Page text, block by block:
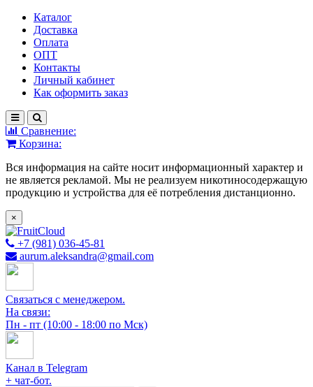
Каталог
Доставка
Оплата
ОПТ
Контакты
Личный кабинет
Как оформить заказ
Сравнение:
Корзина:
Вся информация на сайте носит информационный характер и
не является рекламой. Мы не реализуем никотиносодержащую
продукцию и устройства для её потребления дистанционно.
×
+7 (981) 036-45-81
aurum.aleksandra@gmail.com
Связаться с менеджером.
На связи:
Пн - пт (10:00 - 18:00 по Мск)
Канал в Telegram
+ чат-бот.